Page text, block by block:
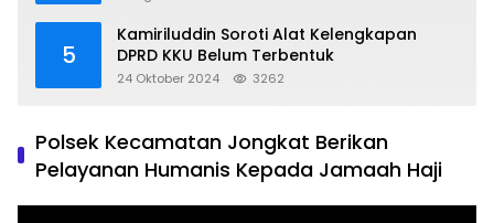
5
Kamiriluddin Soroti Alat Kelengkapan
DPRD KKU Belum Terbentuk
24 Oktober 2024 3262
Polsek Kecamatan Jongkat Berikan
Pelayanan Humanis Kepada Jamaah Haji